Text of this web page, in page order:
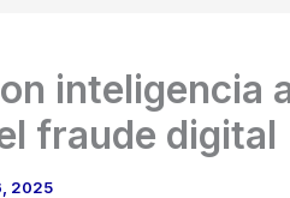
inteligencia
fraude digital
2025